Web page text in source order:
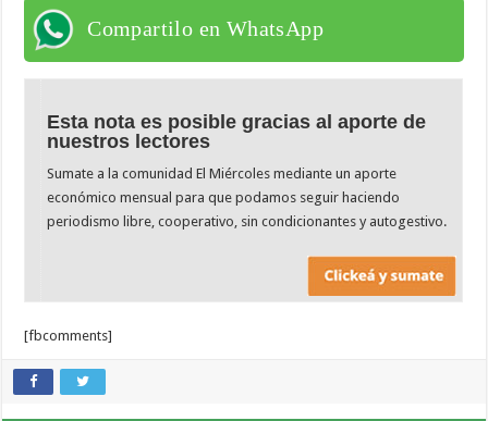
Compartilo en WhatsApp
Esta nota es posible gracias al aporte de
nuestros lectores
Sumate a la comunidad El Miércoles mediante un aporte
económico mensual para que podamos seguir haciendo
periodismo libre, cooperativo, sin condicionantes y autogestivo.
[fbcomments]